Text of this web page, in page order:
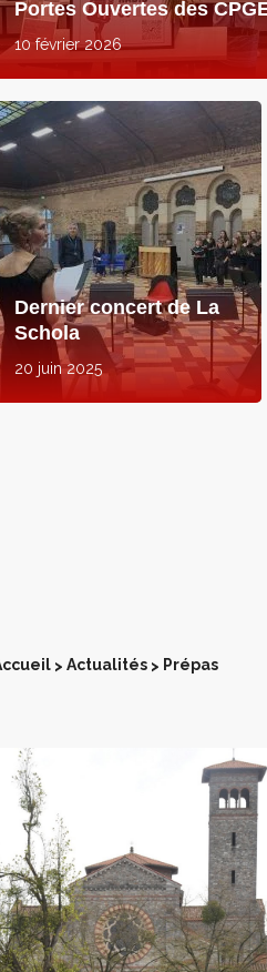
Portes Ouvertes des
10 février 2026
Dernier concert de La
Schola
20 juin 2025
> Actualités > Prépas